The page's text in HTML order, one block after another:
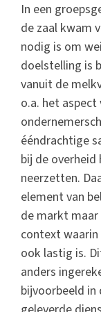
In een
de zaal kwam
nodig is om
doelstelling is
vanuit de
o.a. het
ééndrachtige
bij de
neerzetten.
element van
de markt
context
ook lastig is.
anders
bijvoorbeeld